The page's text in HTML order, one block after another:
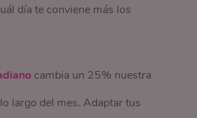
día te conviene más los
cambia un 25% nuestra
largo del mes. Adaptar tus